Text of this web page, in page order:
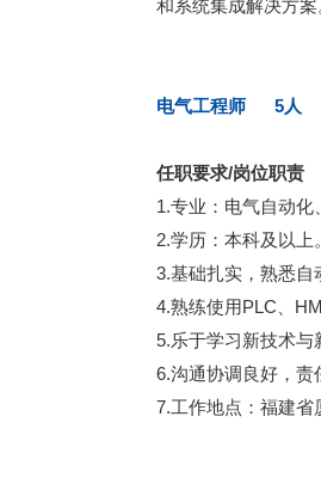
和系统集成解决方案
电气工程师 5人
任职要求/岗位职责
1.专业：电气自动
2.学历：本科及以上
3.基础扎实，熟悉
4.熟练使用PLC、
5.乐于学习新技术
6.沟通协调良好，
7.工作地点：福建省